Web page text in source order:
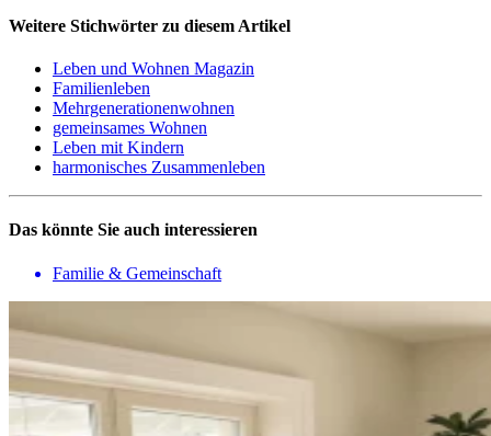
Weitere Stichwörter zu diesem Artikel
Leben und Wohnen Magazin
Familienleben
Mehrgenerationenwohnen
gemeinsames Wohnen
Leben mit Kindern
harmonisches Zusammenleben
Das könnte Sie auch interessieren
Familie & Gemeinschaft